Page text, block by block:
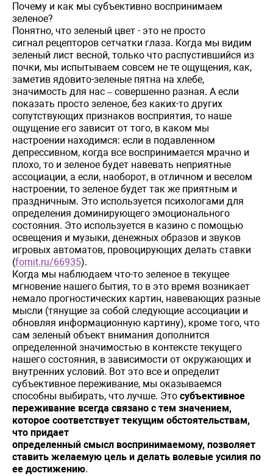
Почему и как мы субъективно воспринимаем
зеленое?
Понятно, что зеленый цвет - это не просто
сигнал рецепторов сетчатки глаза. Когда мы видим
зеленый лист весной, только что распустившийся из
почки, мы испытываем совсем не те ощущения, как,
заметив ядовито-зеленые пятна на хлебе,
значимость для нас – совершенно разная. А если
показать просто зеленое, без каких-то других
сопутствующих признаков восприятия, то наше
ощущение его зависит от того, в каком мы
настроении находимся: если в подавленном
депрессивном, когда все воспринимается мрачно и
плохо, то и зеленое будет навевать неприятные
ассоциации, а если, наоборот, в отличном и веселом
настроении, то зеленое будет так же приятным и
праздничным. Это используется психологами для
определения доминирующего эмоционального
состояния. Это используется в казино с помощью
освещения и музыки, денежных образов и звуков
игровых автоматов, провоцирующих делать ставки
(fornit.ru/66935).
Когда мы наблюдаем что-то зеленое в текущее
мгновение нашего бытия, то в это время возникает
немало прогностических картин, навевающих разные
мысли (тянущие за собой следующие ассоциации и
обновляя информационную картину), кроме того, что
сам зеленый объект внимания дополнится
определенной значимостью в контексте текущего
нашего состояния, в зависимости от окружающих и
внутренних условий. Вот это все и определит
субъективное переживание, мы оказываемся
способны выбирать, что лучше. Это субъективное
переживание всегда связано с тем значением,
которое соответствует текущим обстоятельствам,
что придает
определенный смысл воспринимаемому, позволяет
ставить желаемую цель и делать волевые усилия по
ее достижению.